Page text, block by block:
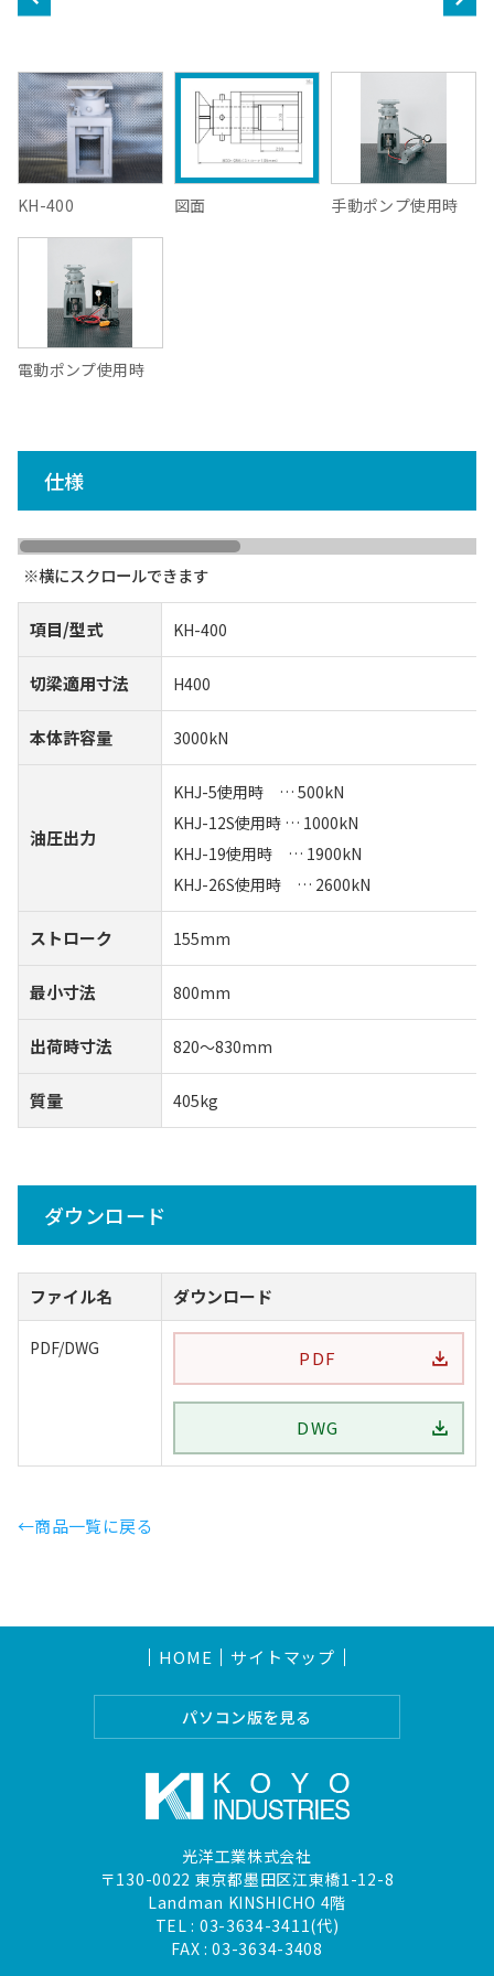
KH-400 図面 手動ポンプ使用時
電動ポンプ使用時
仕様
項目/型式 KH-400
切梁適用寸法 H400
本体許容量 3000kN
油圧出力
KHJ-5使用時 … 500kN
KHJ-12S使用時 … 1000kN
KHJ-19使用時 … 1900kN
KHJ-26S使用時 … 2600kN
ストローク 155mm
最小寸法 800mm
出荷時寸法 820～830mm
質量 405kg
ダウンロード
ファイル名 ダウンロード
PDF/DWG PDF
DWG
←商品一覧に戻る
HOME サイトマップ
パソコン版を見る
光洋工業株式会社
〒130-0022 東京都墨田区江東橋1-12-8
Landman KINSHICHO 4階
TEL : 03-3634-3411(代)
FAX : 03-3634-3408